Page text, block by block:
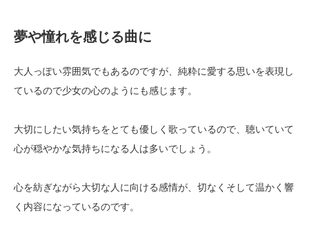
夢や憧れを感じる曲に
大人っぽい雰囲気でもあるのですが、純粋に愛する思いを表現し
ているので少女の心のようにも感じます。
大切にしたい気持ちをとても優しく歌っているので、聴いていて
心が穏やかな気持ちになる人は多いでしょう。
心を紡ぎながら大切な人に向ける感情が、切なくそして温かく響
く内容になっているのです。